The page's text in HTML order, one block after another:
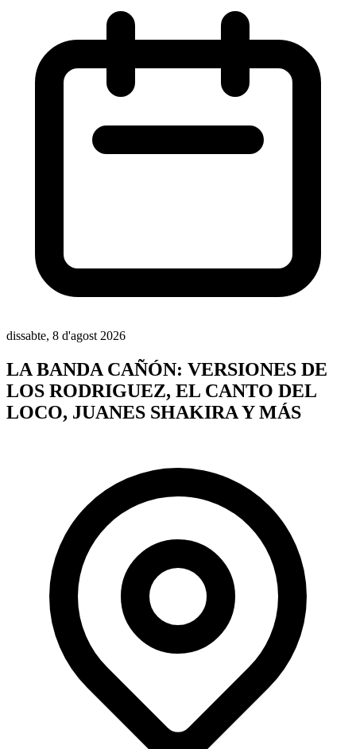
dissabte, 8 d'agost 2026
LA BANDA CAÑÓN: VERSIONES DE
LOS RODRIGUEZ, EL CANTO DEL
LOCO, JUANES SHAKIRA Y MÁS